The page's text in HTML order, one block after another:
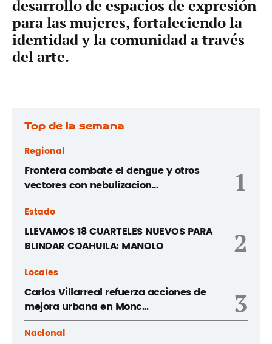
desarrollo de espacios de expresión
para las mujeres, fortaleciendo la
identidad y la comunidad a través
del arte.
Top de la semana
Regional
Frontera combate el dengue y otros
vectores con nebulizacion...
1
Estado
LLEVAMOS 18 CUARTELES NUEVOS PARA
BLINDAR COAHUILA: MANOLO
2
Locales
Carlos Villarreal refuerza acciones de
mejora urbana en Monc...
3
Nacional